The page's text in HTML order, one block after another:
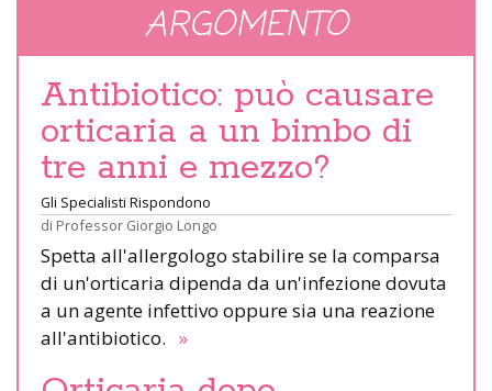
ARGOMENTO
Antibiotico: può causare
orticaria a un bimbo di
tre anni e mezzo?
Gli Specialisti Rispondono
di Professor Giorgio Longo
Spetta all'allergologo stabilire se la comparsa
di un'orticaria dipenda da un'infezione dovuta
a un agente infettivo oppure sia una reazione
all'antibiotico. »